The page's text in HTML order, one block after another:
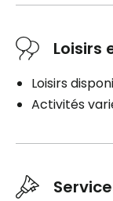
Loisirs
Loisirs
Activités